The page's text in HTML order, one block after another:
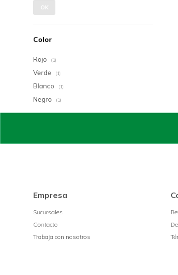
OK
Color
Rojo (1)
Verde (1)
Blanco (1)
Negro (1)
Empresa
Sucursales
Contacto
Trabaja con nosotros